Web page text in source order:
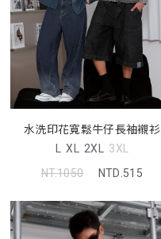
水洗印花寬鬆牛仔長袖襯衫
(unisex)
L XL 2XL 3XL
NT.1050
NTD.515